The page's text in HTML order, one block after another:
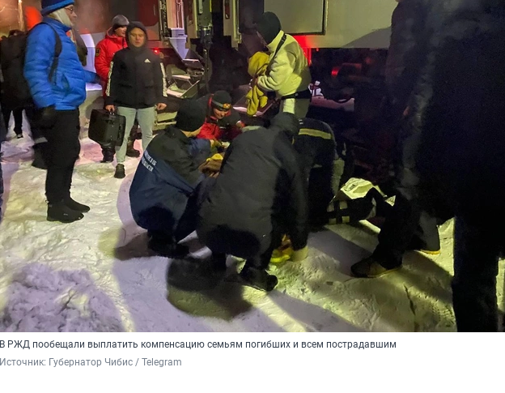
В РЖД пообещали выплатить компенсацию семьям погибших и всем пострадавшим
Источник: Губернатор Чибис / Telegram